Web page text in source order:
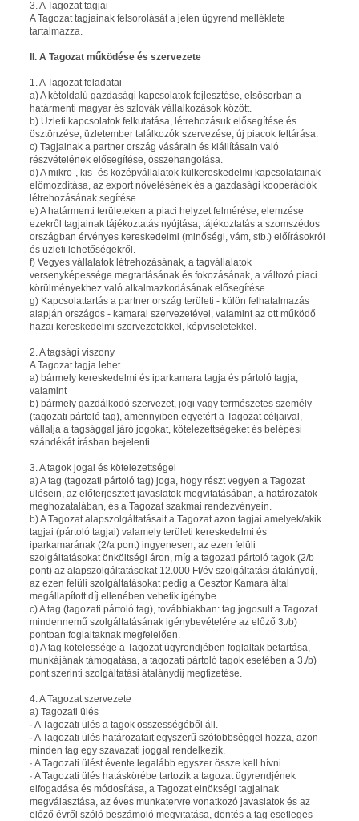
3. A Tagozat tagjai
A Tagozat tagjainak felsorolását a jelen ügyrend melléklete
tartalmazza.
II. A Tagozat működése és szervezete
1. A Tagozat feladatai
a) A kétoldalú gazdasági kapcsolatok fejlesztése, elsősorban a
határmenti magyar és szlovák vállalkozások között.
b) Üzleti kapcsolatok felkutatása, létrehozásuk elősegítése és
ösztönzése, üzletember találkozók szervezése, új piacok feltárása.
c) Tagjainak a partner ország vásárain és kiállításain való
részvételének elősegítése, összehangolása.
d) A mikro-, kis- és középvállalatok külkereskedelmi kapcsolatainak
előmozdítása, az export növelésének és a gazdasági kooperációk
létrehozásának segítése.
e) A határmenti területeken a piaci helyzet felmérése, elemzése
ezekről tagjainak tájékoztatás nyújtása, tájékoztatás a szomszédos
országban érvényes kereskedelmi (minőségi, vám, stb.) előírásokról
és üzleti lehetőségekről.
f) Vegyes vállalatok létrehozásának, a tagvállalatok
versenyképessége megtartásának és fokozásának, a változó piaci
körülményekhez való alkalmazkodásának elősegítése.
g) Kapcsolattartás a partner ország területi - külön felhatalmazás
alapján országos - kamarai szervezetével, valamint az ott működő
hazai kereskedelmi szervezetekkel, képviseletekkel.
2. A tagsági viszony
A Tagozat tagja lehet
a) bármely kereskedelmi és iparkamara tagja és pártoló tagja,
valamint
b) bármely gazdálkodó szervezet, jogi vagy természetes személy
(tagozati pártoló tag), amennyiben egyetért a Tagozat céljaival,
vállalja a tagsággal járó jogokat, kötelezettségeket és belépési
szándékát írásban bejelenti.
3. A tagok jogai és kötelezettségei
a) A tag (tagozati pártoló tag) joga, hogy részt vegyen a Tagozat
ülésein, az előterjesztett javaslatok megvitatásában, a határozatok
meghozatalában, és a Tagozat szakmai rendezvényein.
b) A Tagozat alapszolgáltatásait a Tagozat azon tagjai amelyek/akik
tagjai (pártoló tagjai) valamely területi kereskedelmi és
iparkamarának (2/a pont) ingyenesen, az ezen felüli
szolgáltatásokat önköltségi áron, míg a tagozati pártoló tagok (2/b
pont) az alapszolgáltatásokat 12.000 Ft/év szolgáltatási átalánydíj,
az ezen felüli szolgáltatásokat pedig a Gesztor Kamara által
megállapított díj ellenében vehetik igénybe.
c) A tag (tagozati pártoló tag), továbbiakban: tag jogosult a Tagozat
mindennemű szolgáltatásának igénybevételére az előző 3./b)
pontban foglaltaknak megfelelően.
d) A tag kötelessége a Tagozat ügyrendjében foglaltak betartása,
munkájának támogatása, a tagozati pártoló tagok esetében a 3./b)
pont szerinti szolgáltatási átalánydíj megfizetése.
4. A Tagozat szervezete
a) Tagozati ülés
· A Tagozati ülés a tagok összességéből áll.
· A Tagozati ülés határozatait egyszerű szótöbbséggel hozza, azon
minden tag egy szavazati joggal rendelkezik.
· A Tagozati ülést évente legalább egyszer össze kell hívni.
· A Tagozati ülés hatáskörébe tartozik a tagozat ügyrendjének
elfogadása és módosítása, a Tagozat elnökségi tagjainak
megválasztása, az éves munkatervre vonatkozó javaslatok és az
előző évről szóló beszámoló megvitatása, döntés a tag esetleges